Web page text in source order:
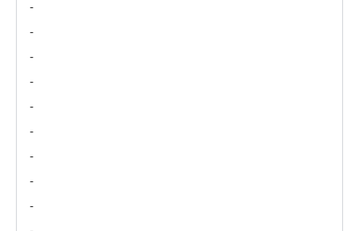
-
-
-
-
-
-
-
-
-